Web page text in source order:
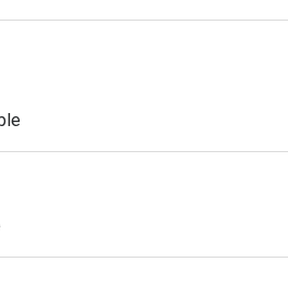
。
声，弥漫着木火披萨与来自托斯
浓郁手工意面的诱人香气。
了著名的“Ospitalità Italiana”（意
，承诺在吉隆坡为您献上最纯正
晚餐，还是悠闲地度过整个夜
难忘：
的木火披萨到丝滑的手工意面。